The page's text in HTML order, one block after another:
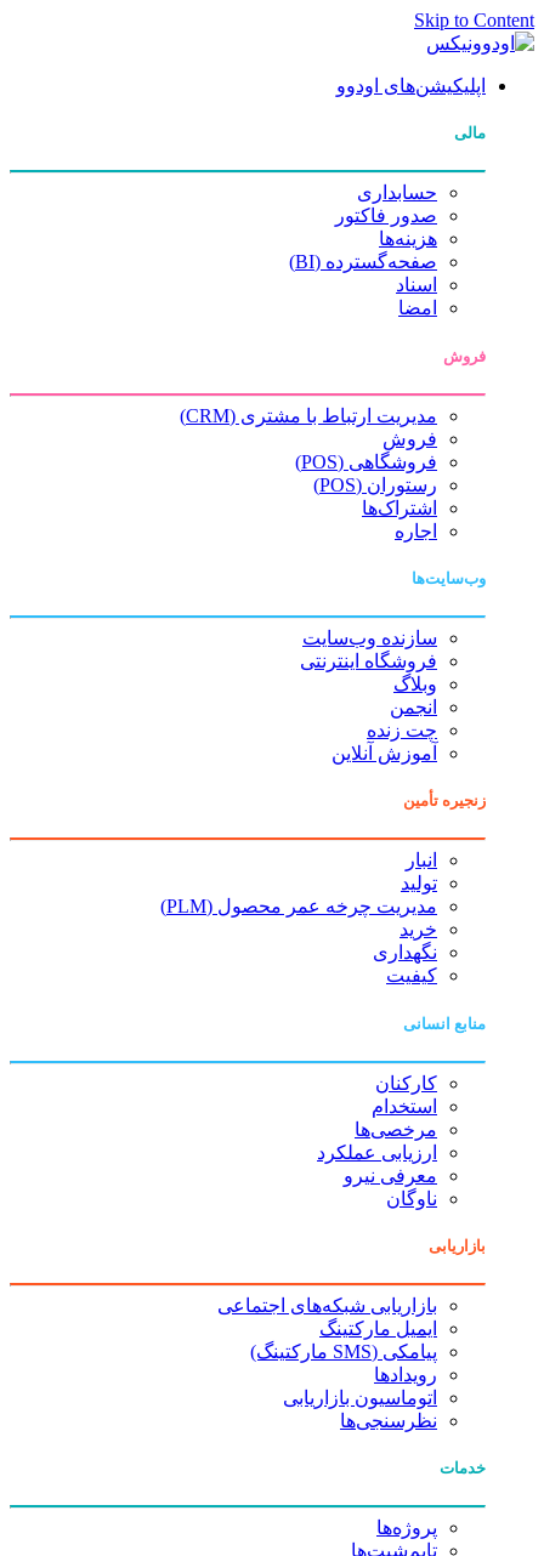
Skip to Content
اپلیکیشن‌های اودوو
مالی
حسابداری
صدور فاکتور
هزینه‌ها
صفحه‌گسترده (BI)
اسناد
امضا
فروش
مدیریت ارتباط با مشتری (CRM)
فروش
فروشگاهی (POS)
رستوران (POS)
اشتراک‌ها
اجاره
وب‌سایت‌ها
سازنده وب‌سایت
فروشگاه اینترنتی
وبلاگ
انجمن
چت زنده
آموزش آنلاین
زنجیره تأمین
انبار
تولید
مدیریت چرخه عمر محصول (PLM)
خرید
نگهداری
کیفیت
منابع انسانی
کارکنان
استخدام
مرخصی‌ها
ارزیابی عملکرد
معرفی نیرو
ناوگان
بازاریابی
بازاریابی شبکه‌های اجتماعی
ایمیل مارکتینگ
پیامکی (SMS مارکتینگ)
رویدادها
اتوماسیون بازاریابی
نظرسنجی‌ها
خدمات
پروژه‌ها
تایم‌شیت‌ها